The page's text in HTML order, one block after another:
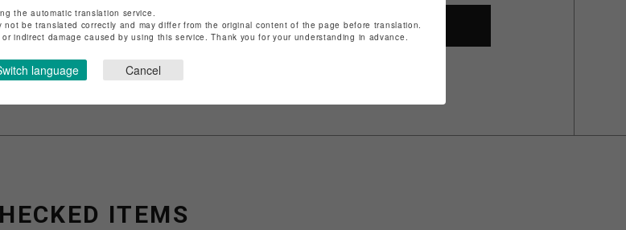
令に基づく表記はこちら
せはこちら
SHOP TOP
ITEMS
the automatic translation service.
be translated correctly and may differ from the original content of the page before translation.
indirect damage caused by using this service. Thank you for your understanding in advance.
language Cancel